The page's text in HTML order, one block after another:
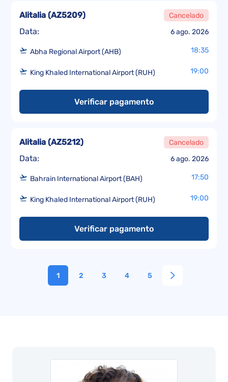
Data: 6 ago. 2026
Alitalia (AZ5209) Cancelado
Abha Regional Airport (AHB) 18:35
King Khaled International Airport (RUH) 19:00
Verificar pagamento
Data: 6 ago. 2026
Alitalia (AZ5212) Cancelado
Bahrain International Airport (BAH) 17:50
King Khaled International Airport (RUH) 19:00
Verificar pagamento
1 2 3 4 5